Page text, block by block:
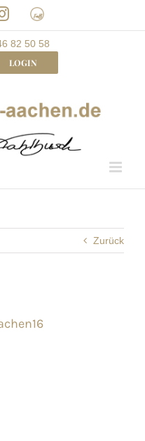
Instagram
Frau
mit
Bizz
82 50 58
LOGIN
Zurück